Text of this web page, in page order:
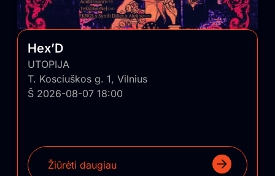
Hex’D
UTOPIJA
T. Kosciuškos g. 1, Vilnius
Š 2026-08-07 18:00
Žiūrėti daugiau